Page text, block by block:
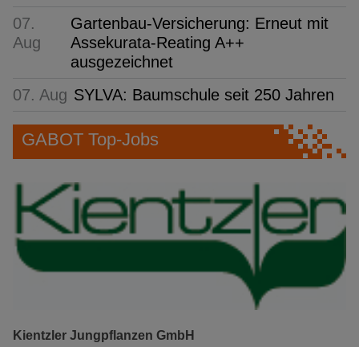
07.
Aug
Gartenbau-Versicherung: Erneut mit
Assekurata-Reating A++
ausgezeichnet
07. Aug SYLVA: Baumschule seit 250 Jahren
GABOT Top-Jobs
Kientzler Jungpflanzen GmbH